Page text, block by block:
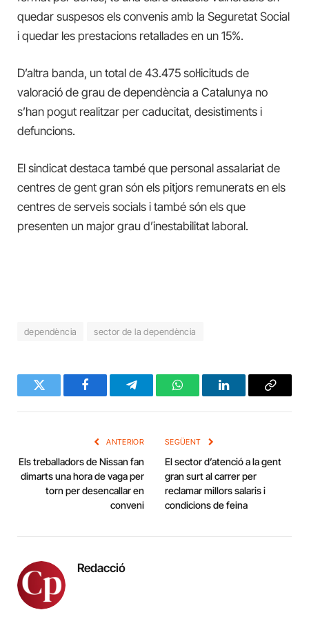
quedar suspesos els convenis amb la Seguretat Social
i quedar les prestacions retallades en un 15%.
D’altra banda, un total de 43.475 sol·licituds de
valoració de grau de dependència a Catalunya no
s’han pogut realitzar per caducitat, desistiments i
defuncions.
El sindicat destaca també que personal assalariat de
centres de gent gran són els pitjors remunerats en els
centres de serveis socials i també són els que
presenten un major grau d’inestabilitat laboral.
dependència sector de la dependència
Twitter FacebookTelegramWhatsAppLinkedInCopy
ANTERIOR
Els treballadors de Nissan fan
dimarts una hora de vaga per
torn per desencallar en
conveni
SEGÜENT
El sector d’atenció a la gent
gran surt al carrer per
reclamar millors salaris i
condicions de feina
Redacció